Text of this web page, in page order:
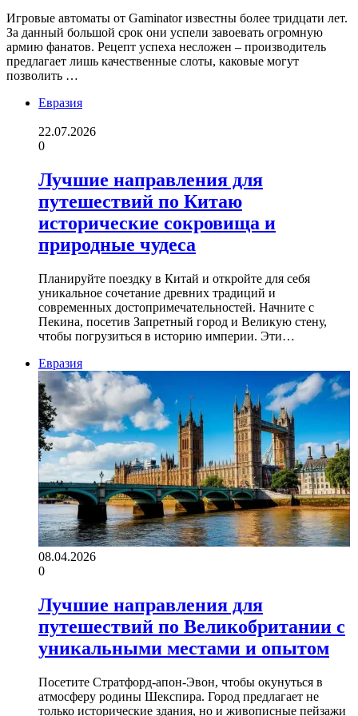
Игровые автоматы от Gaminator известны более тридцати лет.
За данный большой срок они успели завоевать огромную
армию фанатов. Рецепт успеха несложен – производитель
предлагает лишь качественные слоты, каковые могут
позволить …
Евразия
22.07.2026
0
Лучшие направления для
путешествий по Китаю
исторические сокровища и
природные чудеса
Планируйте поездку в Китай и откройте для себя
уникальное сочетание древних традиций и
современных достопримечательностей. Начните с
Пекина, посетив Запретный город и Великую стену,
чтобы погрузиться в историю империи. Эти…
Евразия
08.04.2026
0
Лучшие направления для
путешествий по Великобритании с
уникальными местами и опытом
Посетите Стратфорд-апон-Эвон, чтобы окунуться в
атмосферу родины Шекспира. Город предлагает не
только исторические здания, но и живописные пейзажи